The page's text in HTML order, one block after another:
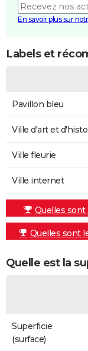
En savoir plus sur
Labels et
Pavillon bleu
Ville d'art et
Ville fleurie
Ville internet
Quelles sont
Quelles sont
Quelle est la
Superficie
(surface)